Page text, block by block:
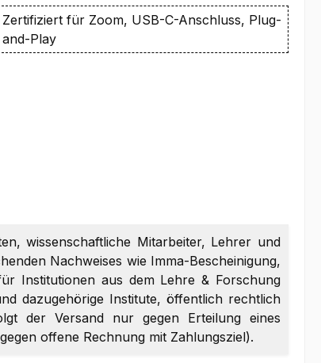
Zertifiziert für Zoom, USB-C-Anschluss, Plug-
and-Play
wissenschaftliche Mitarbeiter, Lehrer und
Nachweises wie Imma-Bescheinigung,
Institutionen aus dem Lehre & Forschung
dazugehörige Institute, öffentlich rechtlich
der Versand nur gegen Erteilung eines
offene Rechnung mit Zahlungsziel).